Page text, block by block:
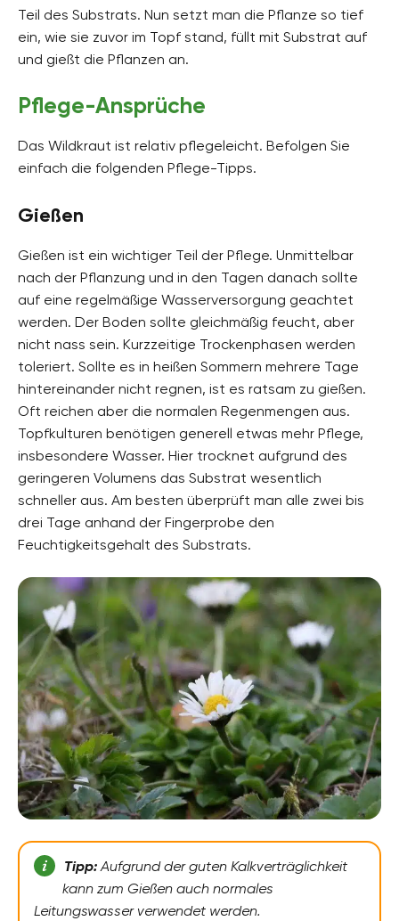
Teil des Substrats. Nun setzt man die Pflanze so tief
ein, wie sie zuvor im Topf stand, füllt mit Substrat auf
und gießt die Pflanzen an.
Pflege-Ansprüche
Das Wildkraut ist relativ pflegeleicht. Befolgen Sie
einfach die folgenden Pflege-Tipps.
Gießen
Gießen ist ein wichtiger Teil der Pflege. Unmittelbar
nach der Pflanzung und in den Tagen danach sollte
auf eine regelmäßige Wasserversorgung geachtet
werden. Der Boden sollte gleichmäßig feucht, aber
nicht nass sein. Kurzzeitige Trockenphasen werden
toleriert. Sollte es in heißen Sommern mehrere Tage
hintereinander nicht regnen, ist es ratsam zu gießen.
Oft reichen aber die normalen Regenmengen aus.
Topfkulturen benötigen generell etwas mehr Pflege,
insbesondere Wasser. Hier trocknet aufgrund des
geringeren Volumens das Substrat wesentlich
schneller aus. Am besten überprüft man alle zwei bis
drei Tage anhand der Fingerprobe den
Feuchtigkeitsgehalt des Substrats.
Tipp:Aufgrund der guten Kalkverträglichkeit
kann zum Gießen auch normales
Leitungswasser verwendet werden.